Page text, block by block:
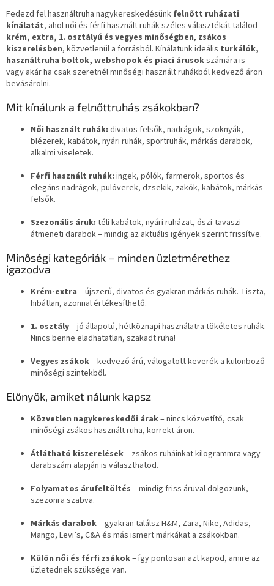
r
á
n
y
í
t
á
l
e
m
e
Fedezd fel használtruha nagykereskedésünk felnőtt ruházati
kínálatát, ahol női és férfi használt ruhák széles választékát találod –
krém, extra, 1. osztályú és vegyes minőségben, zsákos
kiszerelésben, közvetlenül a forrásból. Kínálatunk ideális turkálók,
használtruha boltok, webshopok és piaci árusokszámára is –
vagy akár ha csak szeretnél minőségi használt ruhákból kedvező áron
bevásárolni.
Mit kínálunk a felnőttruhás zsákokban?
Női használt ruhák: divatos felsők, nadrágok, szoknyák,
blézerek, kabátok, nyári ruhák, sportruhák, márkás darabok,
alkalmi viseletek.
Férfi használt ruhák: ingek, pólók, farmerok, sportos és
elegáns nadrágok, pulóverek, dzsekik, zakók, kabátok, márkás
felsők.
Szezonális áruk: téli kabátok, nyári ruházat, őszi-tavaszi
átmeneti darabok – mindig az aktuális igények szerint frissítve.
Minőségi kategóriák – minden üzletmérethez
igazodva
Krém-extra – újszerű, divatos és gyakran márkás ruhák. Tiszta,
hibátlan, azonnal értékesíthető.
1. osztály– jó állapotú, hétköznapi használatra tökéletes ruhák.
Nincs benne eladhatatlan, szakadt ruha!
Vegyes zsákok– kedvező árú, válogatott keverék a különböző
minőségi szintekből.
Előnyök, amiket nálunk kapsz
Közvetlen nagykereskedői árak– nincs közvetítő, csak
minőségi zsákos használt ruha, korrekt áron.
Átlátható kiszerelések– zsákos ruháinkat kilogrammra vagy
darabszám alapján is választhatod.
Folyamatos árufeltöltés – mindig friss áruval dolgozunk,
szezonra szabva.
Márkás darabok– gyakran találsz H&M, Zara, Nike, Adidas,
Mango, Levi’s, C&A és más ismert márkákat a zsákokban.
Külön női és férfi zsákok– így pontosan azt kapod, amire az
üzletednek szüksége van.